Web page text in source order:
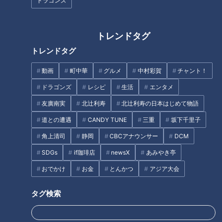
トレンドタグ
トレンドタグ
動画 町中華 グルメ 中村彩賀 チャント！
ドラゴンズ レシピ 生活 エンタメ
友廣南実 北辻利寿 北辻利寿の日本はじめて物語
道との遭遇 CANDY TUNE 三重 坂下千里子
角上清司 静岡 CBCアナウンサー DCM
SDGs if珈琲店 newsX あみやき亭
おでかけ お金 とんかつ アジア大会
タグ検索
ドラゴンズの黄金期をともに支
えた浅尾拓也投手コーチと侍ジ
ャパン投手コーチ・吉見一起氏
によるレジェンド対談！同い年
ならではの親密トーク、そして
根尾昂投手について語る
泥酔事件に思わず赤面！あまり
ナ大爆笑！同級生・浅尾拓也投
手コーチ～その1
谷繁今だから話す！ミスタード
ラゴンズ立浪、現役時代キャン
プ笑い話！威風堂々と滞在時間
5分で球場を去る！
冷たいを超えて痛い！？真冬の
長良川にふんどし姿で入水する
岐阜市の奇祭「池ノ上禊祭」で
見た親子の絆！
タグ
伊藤準規 吉見一起 吉見一起のヨシトーーク 浅尾拓也